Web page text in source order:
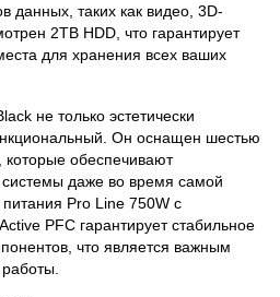
данных, таких как видео, 3D-
2TB HDD, что гарантирует
для хранения всех ваших
не только эстетически
Он оснащен шестью
обеспечивают
даже во время самой
Pro Line 750W с
PFC гарантирует стабильное
что является важным